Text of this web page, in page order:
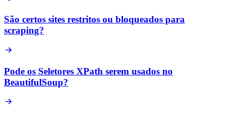
São certos sites restritos ou bloqueados para
scraping?
Pode os Seletores XPath serem usados no
BeautifulSoup?